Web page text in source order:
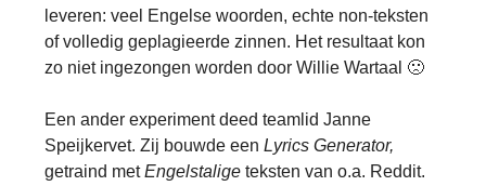
leveren: veel Engelse woorden, echte non-teksten
of volledig geplagieerde zinnen. Het resultaat kon
zo niet ingezongen worden door Willie Wartaal 🙁
Een ander experiment deed teamlid Janne
Speijkervet. Zij bouwde een Lyrics Generator,
getraind metEngelstalige teksten van o.a. Reddit.